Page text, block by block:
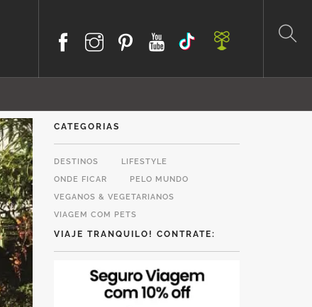
CATEGORIAS
DESTINOS
LIFESTYLE
ONDE FICAR
PELO MUNDO
VEGANOS & VEGETARIANOS
VIAGEM COM PETS
VIAJE TRANQUILO! CONTRATE: